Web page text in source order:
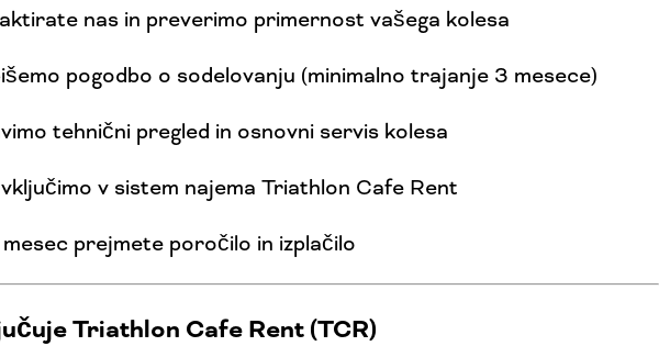
nas in preverimo primernost vašega kolesa
pogodbo o sodelovanju (minimalno trajanje 3 mesece)
tehnični pregled in osnovni servis kolesa
v sistem najema Triathlon Cafe Rent
prejmete poročilo in izplačilo
Triathlon Cafe Rent (TCR)